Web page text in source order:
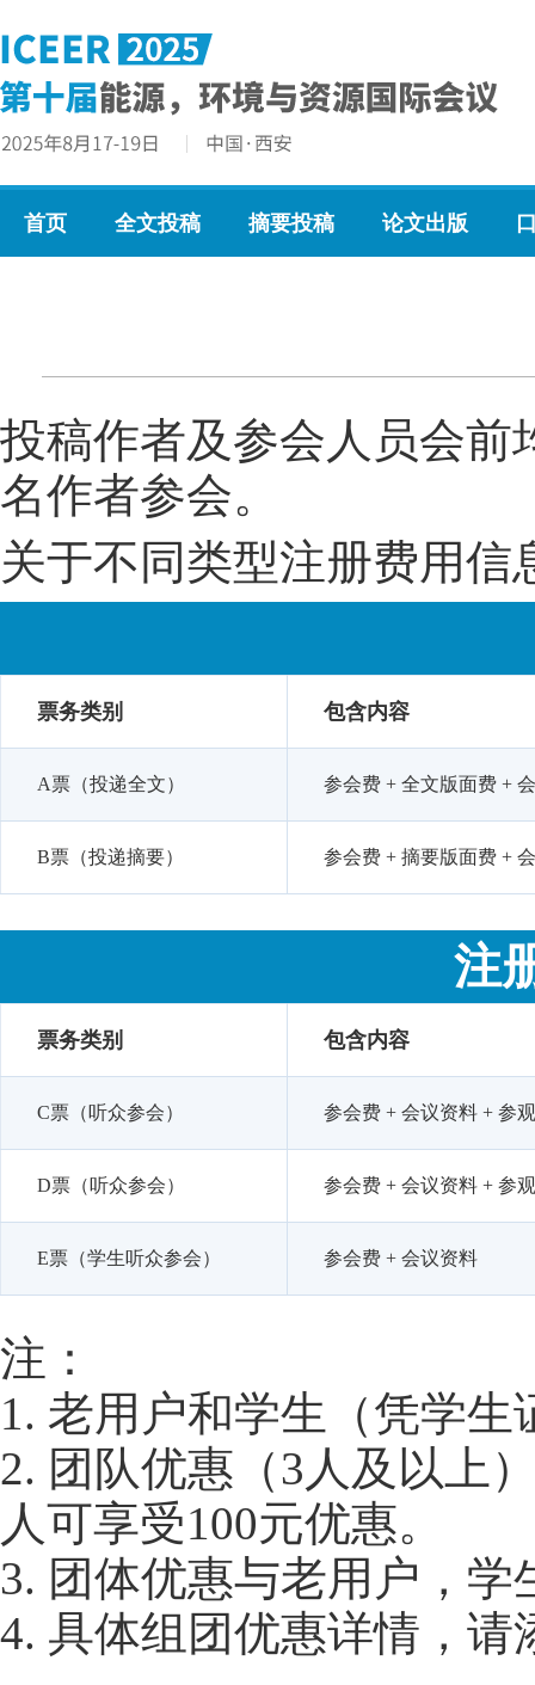
首页 全文投稿 摘要投稿 论文出版
投稿作者及参会人员会前
名作者参会。
关于不同类型注册费用信
票务类别 包含内容
A票（投递全文） 参会费 + 全文版面费 +
B票（投递摘要） 参会费 + 摘要版面费 +
注
票务类别 包含内容
C票（听众参会） 参会费 + 会议资料 + 参
D票（听众参会） 参会费 + 会议资料 + 参
E票（学生听众参会） 参会费 + 会议资料
注：
1. 老用户和学生（凭学
2. 团队优惠（3人及以上
人可享受100元优惠。
3. 团体优惠与老用户，
4. 具体组团优惠详情，请